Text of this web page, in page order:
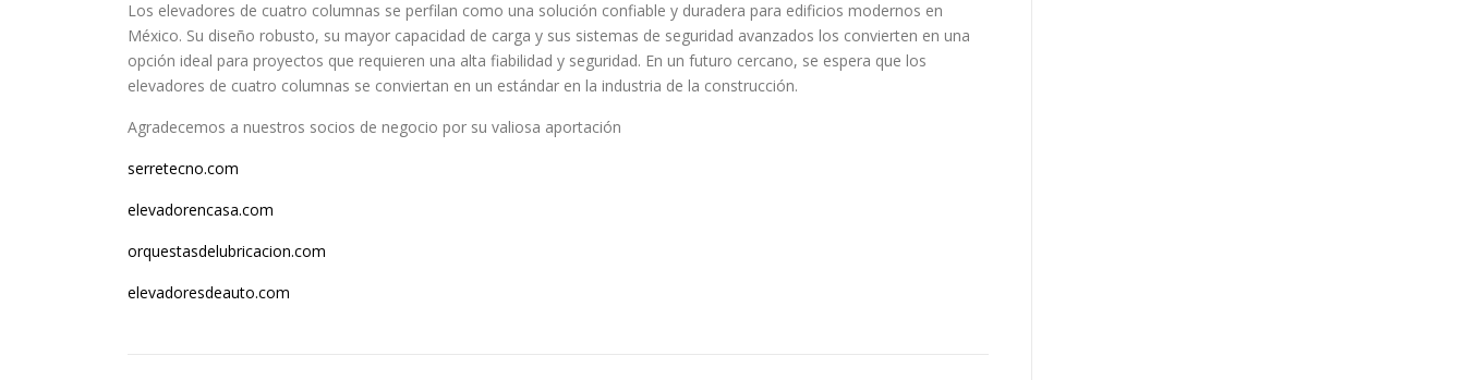
Los elevadores de cuatro columnas se perfilan como una solución confiable y duradera para edificios modernos en
México. Su diseño robusto, su mayor capacidad de carga y sus sistemas de seguridad avanzados los convierten en una
opción ideal para proyectos que requieren una alta fiabilidad y seguridad. En un futuro cercano, se espera que los
elevadores de cuatro columnas se conviertan en un estándar en la industria de la construcción.
Agradecemos a nuestros socios de negocio por su valiosa aportación
serretecno.com
elevadorencasa.com
orquestasdelubricacion.com
elevadoresdeauto.com